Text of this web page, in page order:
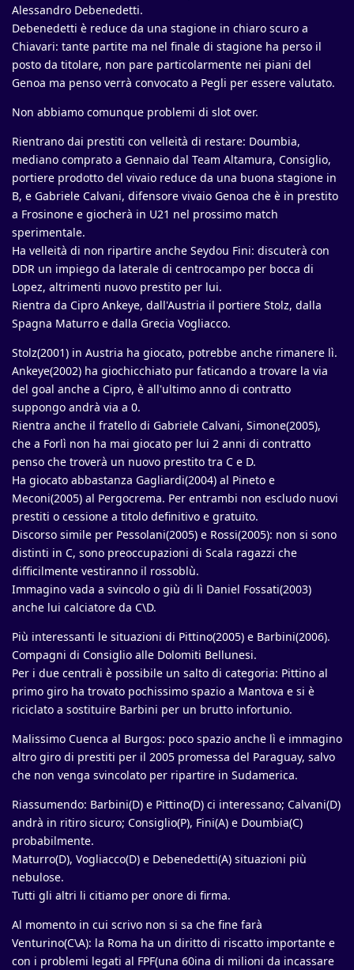
Alessandro Debenedetti.
Debenedetti è reduce da una stagione in chiaro scuro a
Chiavari: tante partite ma nel finale di stagione ha perso il
posto da titolare, non pare particolarmente nei piani del
Genoa ma penso verrà convocato a Pegli per essere valutato.
Non abbiamo comunque problemi di slot over.
Rientrano dai prestiti con velleità di restare: Doumbia,
mediano comprato a Gennaio dal Team Altamura, Consiglio,
portiere prodotto del vivaio reduce da una buona stagione in
B, e Gabriele Calvani, difensore vivaio Genoa che è in prestito
a Frosinone e giocherà in U21 nel prossimo match
sperimentale.
Ha velleità di non ripartire anche Seydou Fini: discuterà con
DDR un impiego da laterale di centrocampo per bocca di
Lopez, altrimenti nuovo prestito per lui.
Rientra da Cipro Ankeye, dall'Austria il portiere Stolz, dalla
Spagna Maturro e dalla Grecia Vogliacco.
Stolz(2001) in Austria ha giocato, potrebbe anche rimanere lì.
Ankeye(2002) ha giochicchiato pur faticando a trovare la via
del goal anche a Cipro, è all'ultimo anno di contratto
suppongo andrà via a 0.
Rientra anche il fratello di Gabriele Calvani, Simone(2005),
che a Forlì non ha mai giocato per lui 2 anni di contratto
penso che troverà un nuovo prestito tra C e D.
Ha giocato abbastanza Gagliardi(2004) al Pineto e
Meconi(2005) al Pergocrema. Per entrambi non escludo nuovi
prestiti o cessione a titolo definitivo e gratuito.
Discorso simile per Pessolani(2005) e Rossi(2005): non si sono
distinti in C, sono preoccupazioni di Scala ragazzi che
difficilmente vestiranno il rossoblù.
Immagino vada a svincolo o giù di lì Daniel Fossati(2003)
anche lui calciatore da C\D.
Più interessanti le situazioni di Pittino(2005) e Barbini(2006).
Compagni di Consiglio alle Dolomiti Bellunesi.
Per i due centrali è possibile un salto di categoria: Pittino al
primo giro ha trovato pochissimo spazio a Mantova e si è
riciclato a sostituire Barbini per un brutto infortunio.
Malissimo Cuenca al Burgos: poco spazio anche lì e immagino
altro giro di prestiti per il 2005 promessa del Paraguay, salvo
che non venga svincolato per ripartire in Sudamerica.
Riassumendo: Barbini(D) e Pittino(D) ci interessano; Calvani(D)
andrà in ritiro sicuro; Consiglio(P), Fini(A) e Doumbia(C)
probabilmente.
Maturro(D), Vogliacco(D) e Debenedetti(A) situazioni più
nebulose.
Tutti gli altri li citiamo per onore di firma.
Al momento in cui scrivo non si sa che fine farà
Venturino(C\A): la Roma ha un diritto di riscatto importante e
con i problemi legati al FPF(una 60ina di milioni da incassare